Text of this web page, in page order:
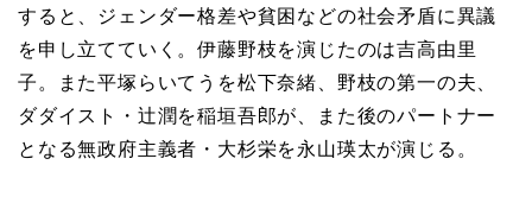
すると、ジェンダー格差や貧困などの社会矛盾に異議
を申し立てていく。伊藤野枝を演じたのは吉高由里
子。また平塚らいてうを松下奈緒、野枝の第一の夫、
ダダイスト・辻潤を稲垣吾郎が、また後のパートナー
となる無政府主義者・大杉栄を永山瑛太が演じる。